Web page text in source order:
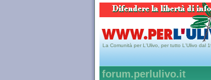
La Comunità per L'Ulivo, per tutto L'Ulivo dal
forum.perlulivo.it